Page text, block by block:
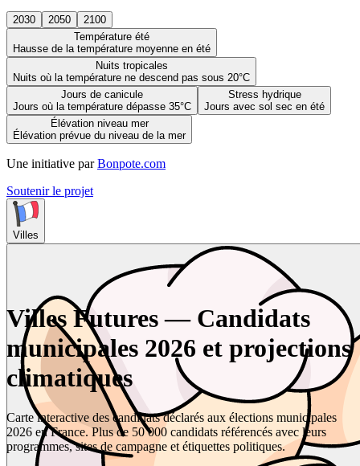
2030 2050
2100
Température été
Hausse de la température moyenne en été
Nuits tropicales
Nuits où la température ne descend pas sous 20°C
Jours de canicule
Jours où la température dépasse 35°C
Stress hydrique
Jours avec sol sec en été
Élévation niveau mer
Élévation prévue du niveau de la mer
Une initiative par Bonpote.com
Soutenir le projet
Villes
Villes Futures — Candidats
municipales 2026 et projections
climatiques
Carte interactive des candidats déclarés aux élections municipales
2026 en France. Plus de 50 000 candidats référencés avec leurs
programmes, sites de campagne et étiquettes politiques.